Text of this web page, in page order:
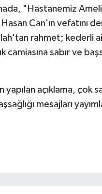
"Hastanemiz
Hasan Can'ın vefatını
rahmet; kederli
camiasına sabır ve
açıklama, çok
mesajları